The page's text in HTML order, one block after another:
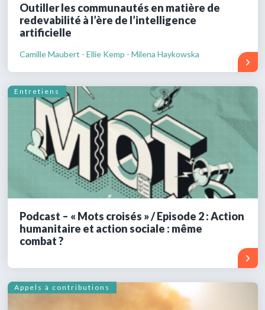
Outiller les communautés en matière de
redevabilité à l’ère de l’intelligence
artificielle
Camille Maubert - Ellie Kemp - Milena Haykowska
Entretiens
Podcast – « Mots croisés » / Episode 2 : Action
humanitaire et action sociale : même
combat ?
Appels à contributions